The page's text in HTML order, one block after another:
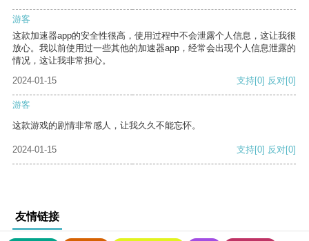
游客
这款加速器app的安全性很高，使用过程中不会泄露个人信息，这让我很
放心。我以前使用过一些其他的加速器app，经常会出现个人信息泄露的
情况，这让我非常担心。
2024-01-15
支持[0] 反对[0]
游客
这款游戏的剧情非常感人，让我久久不能忘怀。
2024-01-15 支持[0] 反对[0]
友情链接